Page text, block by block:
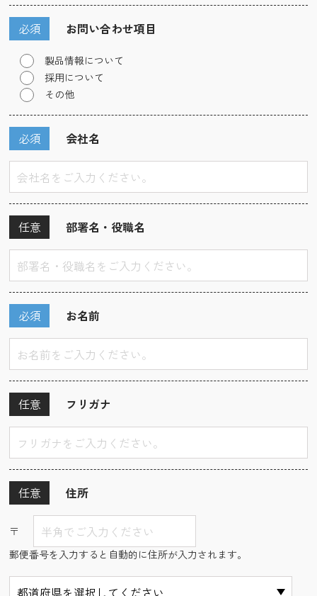
お問い合わせ項目
必須
製品情報について
採用について
その他
会社名
必須
部署名・役職名
任意
お名前
必須
フリガナ
任意
住所
任意
〒
郵便番号を入力すると自動的に住所が入力されます。